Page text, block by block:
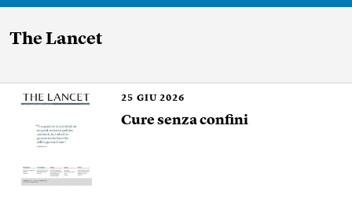
The Lancet
25 GIU 2026
Cure senza confini